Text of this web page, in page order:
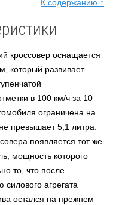
К содержанию ↑
кроссовер оснащается
который развивает
в 100 км/ч за 10
ограничена на
превышает 5,1 литра.
появляется тот же
мощность которого
то, что после
силового агрегата
остался на прежнем